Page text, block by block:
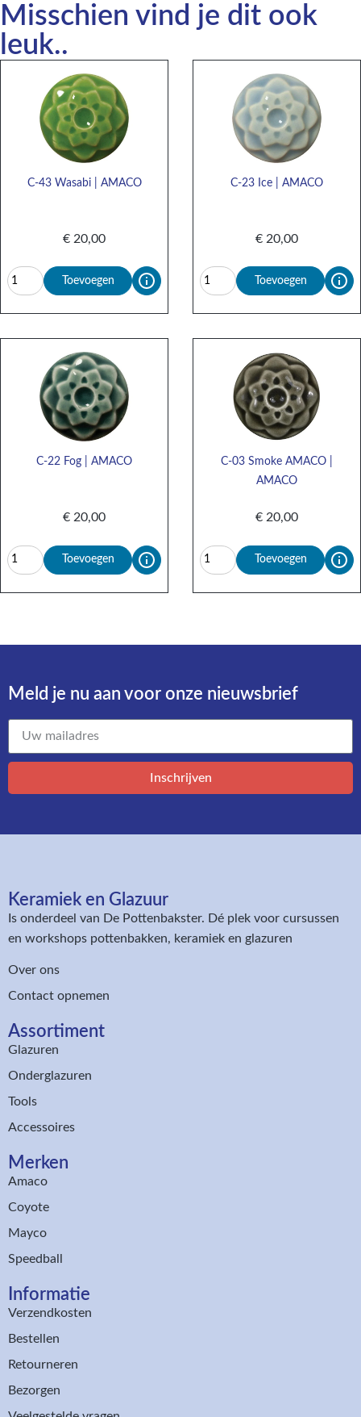
Misschien vind je dit ook
leuk..
C-43 Wasabi | AMACO
€ 20,00
Toevoegen
C-23 Ice | AMACO
€ 20,00
Toevoegen
C-22 Fog | AMACO
€ 20,00
Toevoegen
C-03 Smoke AMACO |
AMACO
€ 20,00
Toevoegen
Meld je nu aan voor onze nieuwsbrief​
Inschrijven
Keramiek en Glazuur​
Is onderdeel van De Pottenbakster. Dé plek voor cursussen
en workshops pottenbakken, keramiek en glazuren
Over ons
Contact opnemen
Assortiment​
Glazuren
Onderglazuren
Tools
Accessoires
Merken
Amaco
Coyote
Mayco
Speedball
Informatie
Verzendkosten
Bestellen
Retourneren
Bezorgen